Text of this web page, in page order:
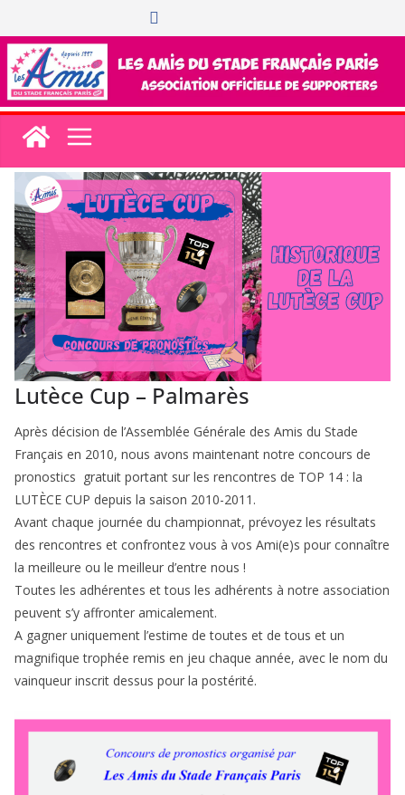
au
contenu
Lutèce Cup – Palmarès
Après décision de l’Assemblée Générale des Amis du Stade
Français en 2010, nous avons maintenant notre concours de
pronostics gratuit portant sur les rencontres de TOP 14 : la
LUTÈCE CUP depuis la saison 2010-2011.
Avant chaque journée du championnat, prévoyez les résultats
des rencontres et confrontez vous à vos Ami(e)s pour connaître
la meilleure ou le meilleur d’entre nous !
Toutes les adhérentes et tous les adhérents à notre association
peuvent s’y affronter amicalement.
A gagner uniquement l’estime de toutes et de tous et un
magnifique trophée remis en jeu chaque année, avec le nom du
vainqueur inscrit dessus pour la postérité.